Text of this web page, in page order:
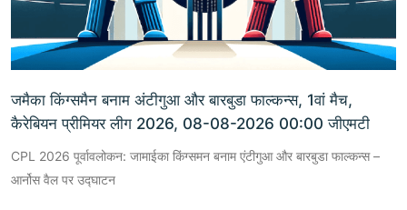
जमैका किंग्समैन बनाम अंटीगुआ और बारबुडा फाल्कन्स, 1वां मैच,
कैरेबियन प्रीमियर लीग 2026, 08-08-2026 00:00 जीएमटी
CPL 2026 पूर्वावलोकन: जामाईका किंग्समन बनाम एंटीगुआ और बारबुडा फाल्कन्स –
आर्नोस वैल पर उद्घाटन